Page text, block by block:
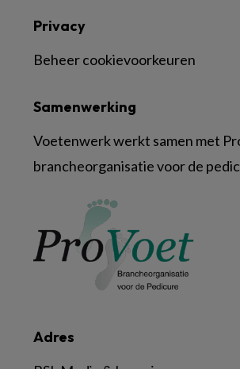
Adres
Samenwerking
Voetenwerk werkt samen met
brancheorganisatie voor de
Privacy
Beheer cookievoorkeuren